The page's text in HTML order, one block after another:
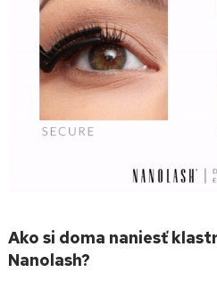
Ako si doma naniesť
Nanolash?